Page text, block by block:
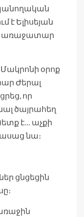
է Ելիսեյան
առաջատար
օրոք
Ժերալ
որ
ծայրահեղ
է… աչքի
ասաց նա։
ցնցեցին